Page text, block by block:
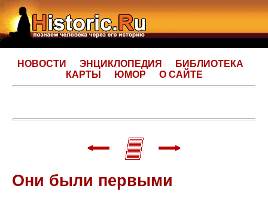
НОВОСТИ ЭНЦИКЛОПЕДИЯ
БИБЛИОТЕКА
КАРТЫ
ЮМОР О САЙТЕ
Они были первыми